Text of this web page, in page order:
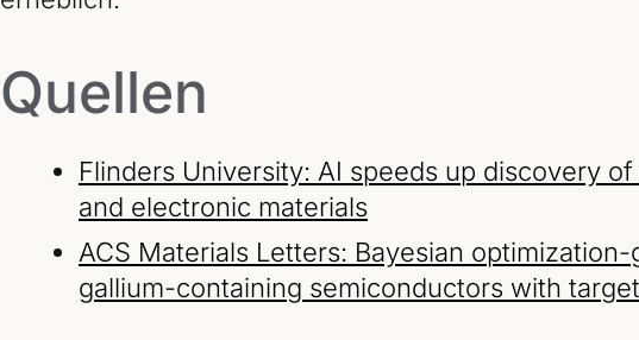
Quellen
Flinders University: AI speeds up discovery
and electronic materials
ACS Materials Letters: Bayesian
gallium-containing semiconductors with